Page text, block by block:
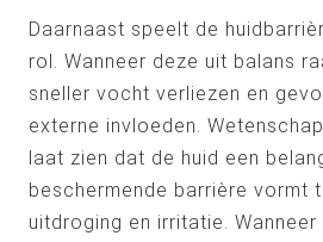
Daarnaast speelt de
rol. Wanneer deze uit balans
sneller vocht verliezen en
externe invloeden.
laat zien dat de huid een
beschermende barrière vormt
uitdroging en irritatie. Wanneer